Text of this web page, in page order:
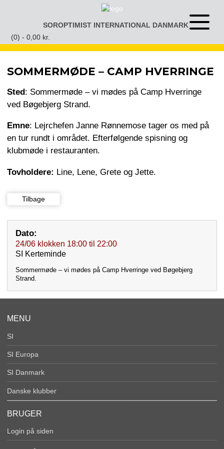
SOROPTIMIST INTERNATIONAL DANMARKÅben
menu
(0) - 0,00 kr.
SOMMERMØDE – CAMP HVERRINGE
Sted: Sommermøde – vi mødes på Camp Hverringe
ved Bøgebjerg Strand.
Emne: Lejrchefen Janne Rønnemose tager os med på
en tur rundt i området. Efterfølgende spisning og
klubmøde i restauranten.
Tovholdere: Line, Lene, Grete og Jette.
Tilbage
Dato:
24/06 klokken 18:00 til 22:00
SI Kerteminde
Sommermøde – vi mødes på Camp Hverringe ved Bøgebjerg
Strand.
MENU
SI
SI Europa
SI Danmark
Danske klubber
BRUGER
Login på siden